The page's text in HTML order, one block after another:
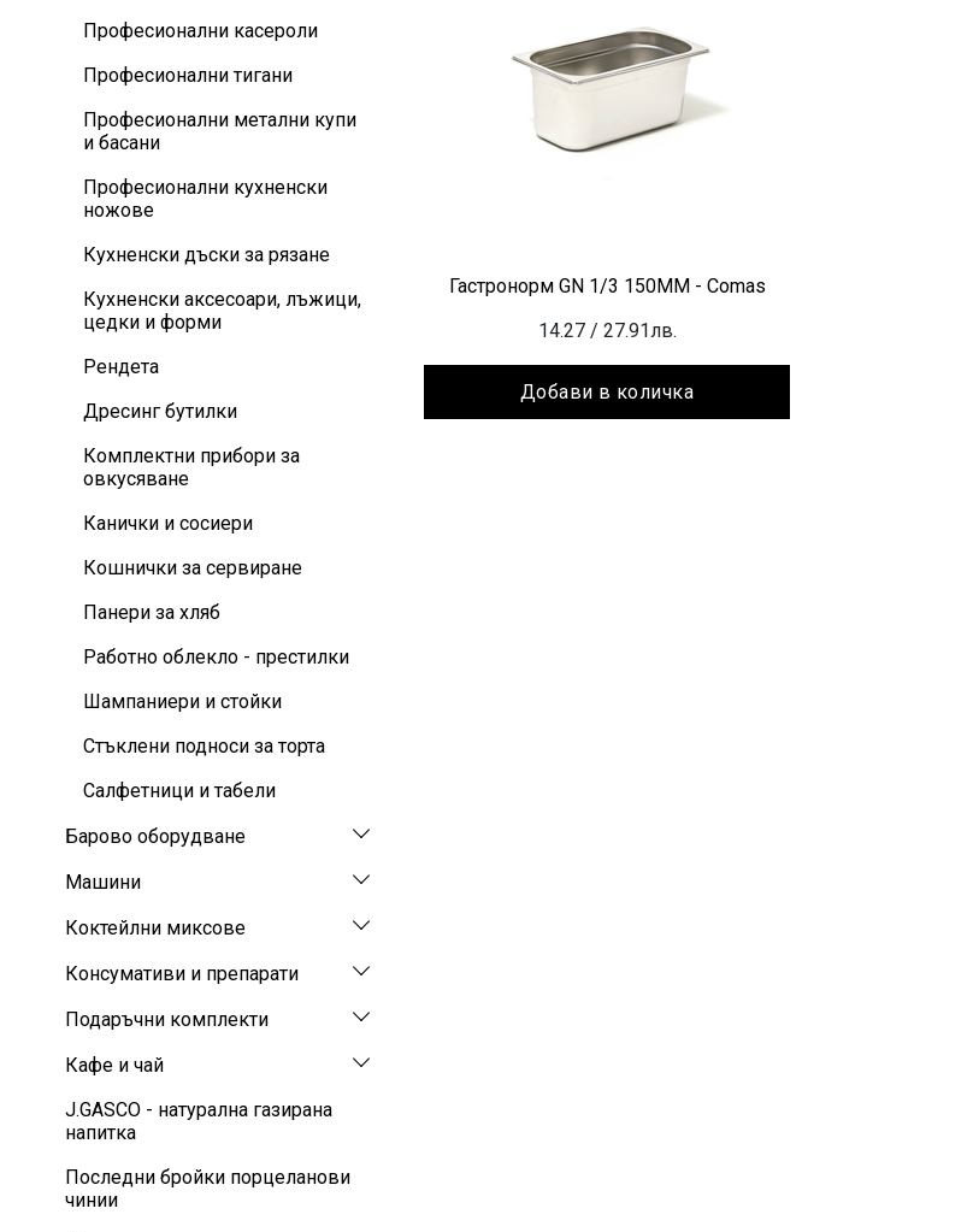
Професионални касероли
Професионални тигани
Професионални метални купи
и басани
Професионални кухненски
ножове
Кухненски дъски за рязане
Кухненски аксесоари, лъжици,
цедки и форми
Рендета
Дресинг бутилки
Комплектни прибори за
овкусяване
Канички и сосиери
Кошнички за сервиране
Панери за хляб
Работно облекло - престилки
Шампаниери и стойки
Стъклени подноси за торта
Салфетници и табели
Барово оборудване
Машини
Коктейлни миксове
Консумативи и препарати
Подаръчни комплекти
Кафе и чай
J.GASCO - натурална газирана
напитка
Последни бройки порцеланови
чинии
Гастронорм GN 1/3 150ММ - Comas
14.27 / 27.91лв.
Добави в количка